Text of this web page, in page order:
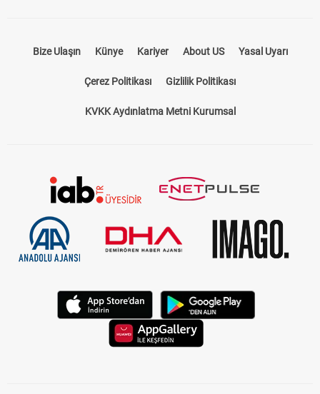
Bize Ulaşın Künye Kariyer About US Yasal Uyarı
Çerez Politikası Gizlilik Politikası
KVKK Aydınlatma Metni Kurumsal